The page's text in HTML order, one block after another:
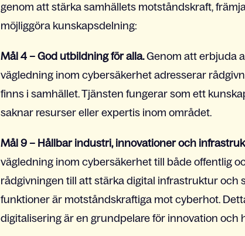
genom att stärka samhällets motståndskraft,
möjliggöra kunskapsdelning:
Mål 4 – God utbildning för alla.Genom att erbjuda
vägledning inom cybersäkerhet adresserar
finns i samhället. Tjänsten fungerar som ett
saknar resurser eller expertis inom området.
Mål 9 – Hållbar industri, innovationer och
vägledning inom cybersäkerhet till både offentlig
rådgivningen till att stärka digital infrastruktur och
funktioner är motståndskraftiga mot cyberhot.
digitalisering är en grundpelare för innovation och